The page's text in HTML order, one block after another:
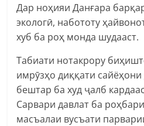
Дар ноҳияи Данғара
экологӣ, набототу
хуб ба роҳ монда шудааст.
Табиати нотакрору
имрӯзҳо диққати
бештар ба худ ҷалб
Сарвари давлат ба
масъалаи вусъати